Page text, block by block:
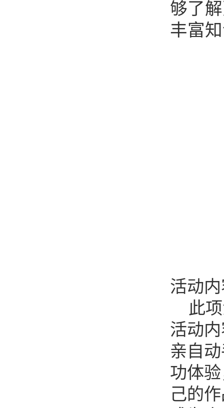
够了
丰富
活动
此
活动
亲自
功体
己的